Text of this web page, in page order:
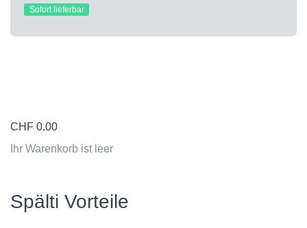
Sofort lieferbar
CHF 0.00
Ihr Warenkorb ist leer
Spälti Vorteile